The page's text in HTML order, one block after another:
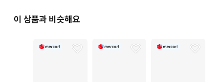
이 상품과 비슷해요